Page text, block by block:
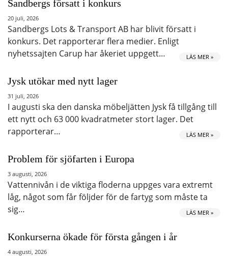
Sandbergs försatt i konkurs
20 juli, 2026
Sandbergs Lots & Transport AB har blivit försatt i
konkurs. Det rapporterar flera medier. Enligt
nyhetssajten Carup har åkeriet uppgett…
LÄS MER »
Jysk utökar med nytt lager
31 juli, 2026
I augusti ska den danska möbeljätten Jysk få tillgång till
ett nytt och 63 000 kvadratmeter stort lager. Det
rapporterar…
LÄS MER »
Problem för sjöfarten i Europa
3 augusti, 2026
Vattennivån i de viktiga floderna uppges vara extremt
låg, något som får följder för de fartyg som måste ta
sig…
LÄS MER »
Konkurserna ökade för första gången i år
4 augusti, 2026